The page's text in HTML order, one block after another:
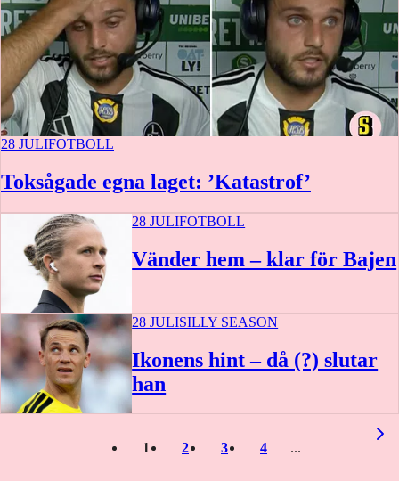
28 JULIFOTBOLL
Toksågade egna laget: ’Katastrof’
28 JULIFOTBOLL
Vänder hem – klar för Bajen
28 JULISILLY SEASON
Ikonens hint – då (?) slutar
han
1 2 3 4